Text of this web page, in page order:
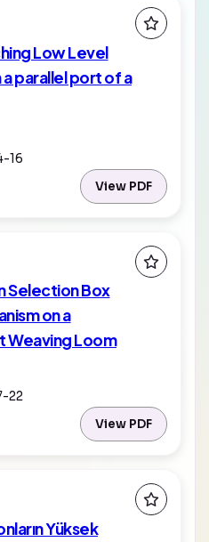
Low Level
a parallel port of a
16
View PDF
Selection Box
on a
Weaving Loom
22
View PDF
Yüksek